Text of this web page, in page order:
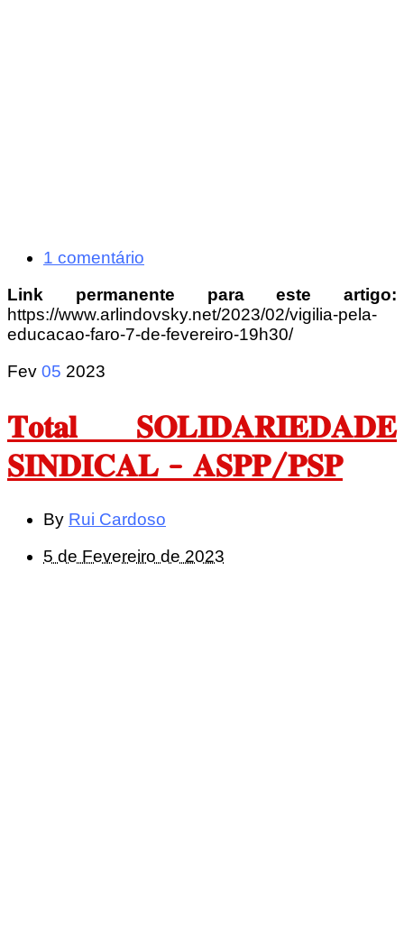
1 comentário
Link permanente para este artigo:
https://www.arlindovsky.net/2023/02/vigilia-pela-
educacao-faro-7-de-fevereiro-19h30/
Fev 05 2023
𝐓𝐨𝐭𝐚𝐥 𝐒𝐎𝐋𝐈𝐃𝐀𝐑𝐈𝐄𝐃𝐀𝐃𝐄
𝐒𝐈𝐍𝐃𝐈𝐂𝐀𝐋 – 𝐀𝐒𝐏𝐏/𝐏𝐒𝐏
By Rui Cardoso
5 de Fevereiro de 2023